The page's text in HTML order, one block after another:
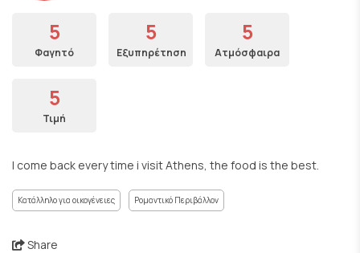
5
Φαγητό
5
Εξυπηρέτηση
5
Ατμόσφαιρα
5
Τιμή
I come back every time i visit Athens, the food is the best.
Κατάλληλο για οικογένειες Ρομαντικό Περιβάλλον
Share